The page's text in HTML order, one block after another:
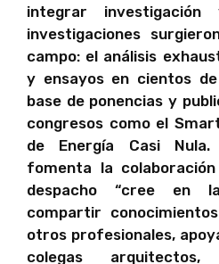
integrar investigación
investigaciones
campo: el análisis
y ensayos en cientos
base de ponencias y
congresos como el
de Energía Casi
fomenta la
despacho “cree en
compartir
otros profesionales,
colegas